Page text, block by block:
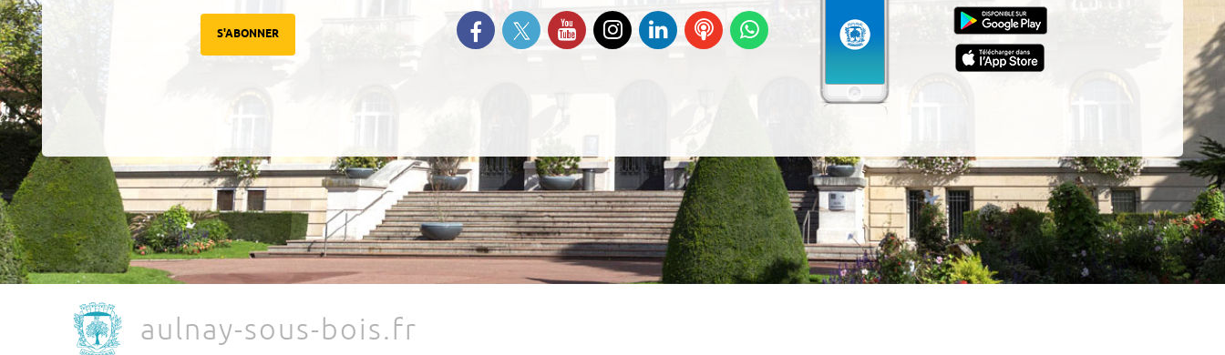
S'ABONNER
Retrouvez-nous sur Facebook
Suivez-nous sur Twitter
Suivez-nous sur YouTube
Suivez-nous sur
Instagram
Retrouvez-nous
sur Linkedin
Ecoutez
nos
aulnay-sous-bois.fr